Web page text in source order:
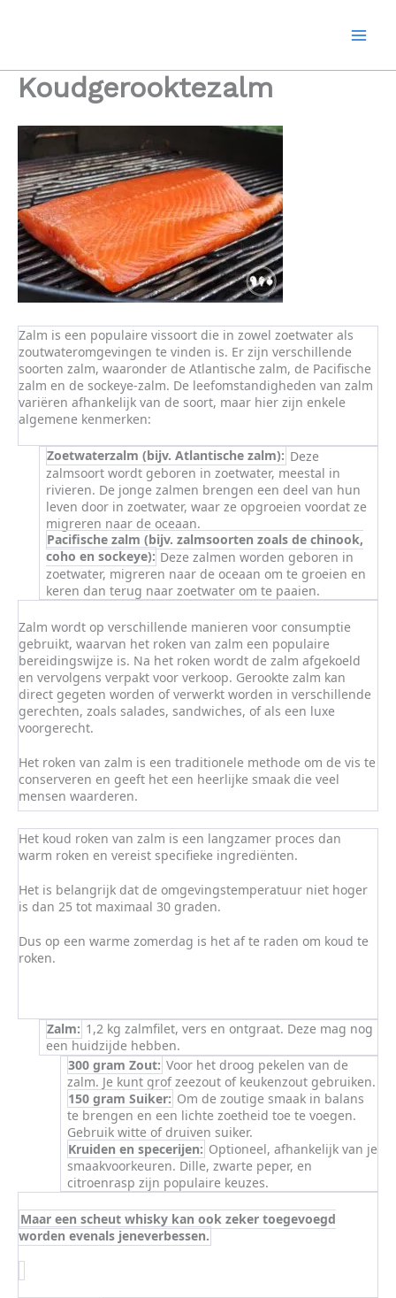
inhoud
Koudgerooktezalm
Zalm is een populaire vissoort die in zowel zoetwater als
zoutwateromgevingen te vinden is. Er zijn verschillende
soorten zalm, waaronder de Atlantische zalm, de Pacifische
zalm en de sockeye-zalm. De leefomstandigheden van zalm
variëren afhankelijk van de soort, maar hier zijn enkele
algemene kenmerken:
Zoetwaterzalm (bijv. Atlantische zalm): Deze
zalmsoort wordt geboren in zoetwater, meestal in
rivieren. De jonge zalmen brengen een deel van hun
leven door in zoetwater, waar ze opgroeien voordat ze
migreren naar de oceaan.
Pacifische zalm (bijv. zalmsoorten zoals de chinook,
coho en sockeye): Deze zalmen worden geboren in
zoetwater, migreren naar de oceaan om te groeien en
keren dan terug naar zoetwater om te paaien.
Zalm wordt op verschillende manieren voor consumptie
gebruikt, waarvan het roken van zalm een populaire
bereidingswijze is. Na het roken wordt de zalm afgekoeld
en vervolgens verpakt voor verkoop. Gerookte zalm kan
direct gegeten worden of verwerkt worden in verschillende
gerechten, zoals salades, sandwiches, of als een luxe
voorgerecht.
Het roken van zalm is een traditionele methode om de vis te
conserveren en geeft het een heerlijke smaak die veel
mensen waarderen.
Het koud roken van zalm is een langzamer proces dan
warm roken en vereist specifieke ingrediënten.
Het is belangrijk dat de omgevingstemperatuur niet hoger
is dan 25 tot maximaal 30 graden.
Dus op een warme zomerdag is het af te raden om koud te
roken.
Zalm: 1,2 kg zalmfilet, vers en ontgraat. Deze mag nog
een huidzijde hebben.
300 gram Zout: Voor het droog pekelen van de
zalm. Je kunt grof zeezout of keukenzout gebruiken.
150 gram Suiker: Om de zoutige smaak in balans
te brengen en een lichte zoetheid toe te voegen.
Gebruik witte of druiven suiker.
Kruiden en specerijen: Optioneel, afhankelijk van je
smaakvoorkeuren. Dille, zwarte peper, en
citroenrasp zijn populaire keuzes.
Maar een scheut whisky kan ook zeker toegevoegd
worden evenals jeneverbessen.